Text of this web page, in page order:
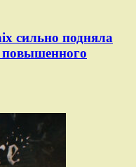
сильно подняла
повышенного